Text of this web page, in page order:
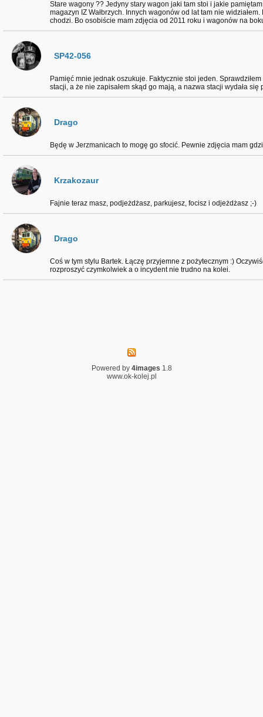
Stare wagony ?? Jedyny stary wagon jaki tam stoi i jakie
magazyn IZ Wałbrzych. Innych wagonów od lat tam nie
chodzi. Bo osobiście mam zdjęcia od 2011 roku i wagonów na
SP42-056
Pamięć mnie jednak oszukuje. Faktycznie stoi jeden.
stacji, a że nie zapisałem skąd go mają, a nazwa stacji wydała
Drago
Będę w Jerzmanicach to mogę go sfocić. Pewnie zdjęcia mam
Krzakozaur
Fajnie teraz masz, podjeżdżasz, parkujesz, focisz i odjeżdżasz ;-)
Drago
Coś w tym stylu Bartek. Łączę przyjemne z pożytecznym :)
rozproszyć czymkolwiek a o incydent nie trudno na kolei.
Powered by 4images 1.8
www.ok-kolej.pl